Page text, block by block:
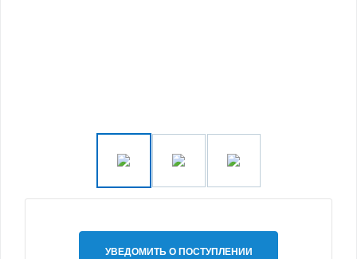
УВЕДОМИТЬ О ПОСТУПЛЕНИИ